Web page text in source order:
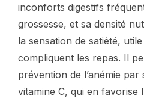
inconforts digestifs
grossesse, et sa densité
la sensation de satiété,
compliquent les repas. Il
prévention de l’anémie
vitamine C, qui en favorise